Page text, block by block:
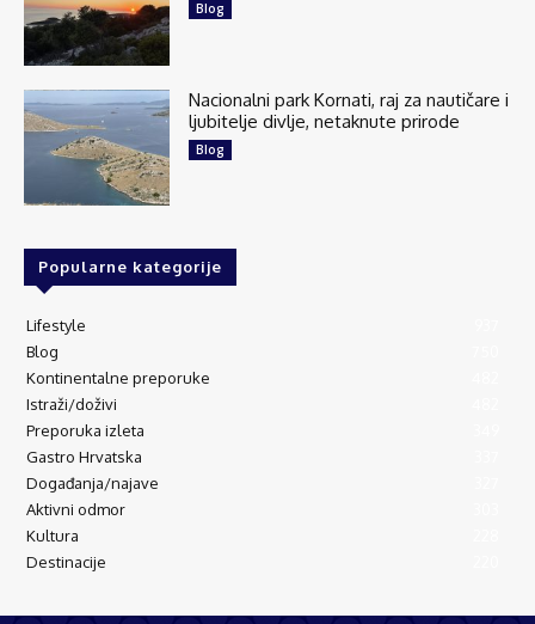
Smješteno je u selu Sinac, svega desetak
kilometara od Otočca, u krajoliku koji...
25 1 comments
Nin je mjesto koje vas osvoji na prvu. Mali,
šarmantan, autentičan. Grad kroz koji ne treba
protrčati od jedne znamenitosti do druge. Njega
je najbolje upoznavati polako: ranom...
Share
Blog
Nacionalni park Kornati, raj za nautičare i
ljubitelje divlje, netaknute prirode
Blog
Popularne kategorije
Lifestyle
Blog
Kontinentalne preporuke
Istraži/doživi
Preporuka izleta
Gastro Hrvatska
Događanja/najave
Aktivni odmor
Kultura
Destinacije